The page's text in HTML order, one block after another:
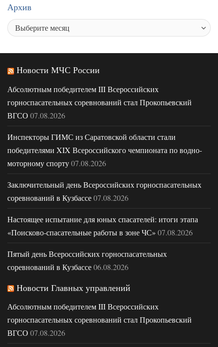
Архив
Новости МЧС России
Абсолютным победителем III Всероссийских
горноспасательных соревнований стал Прокопьевский
ВГСО 07.08.2026
Инспекторы ГИМС из Саратовской области стали
победителями XIX Всероссийского чемпионата по водно-
моторному спорту07.08.2026
Заключительный день Всероссийских горноспасательных
соревнований в Кузбассе07.08.2026
Настоящее испытание для юных спасателей: итоги этапа
«Поисково-спасательные работы в зоне ЧС» 07.08.2026
Пятый день Всероссийских горноспасательных
соревнований в Кузбассе06.08.2026
Новости Главных управлений
Абсолютным победителем III Всероссийских
горноспасательных соревнований стал Прокопьевский
ВГСО 07.08.2026